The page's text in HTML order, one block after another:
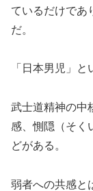
ているだけであ
だ。
「日本男児」
武士道精神の中
感、惻隠（そく
どがある。
弱者への共感と